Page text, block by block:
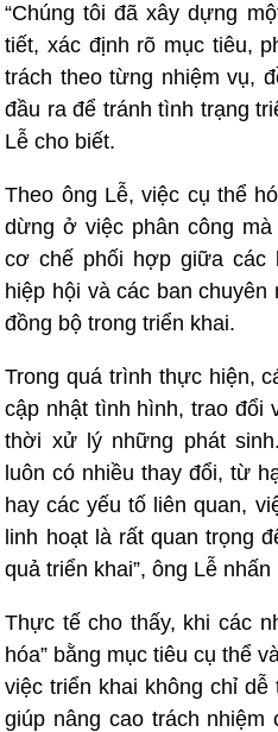
“Chúng tôi đã xây dựng
tiết, xác định rõ mục tiêu,
trách theo từng nhiệm vụ,
đầu ra để tránh tình trạng
Lễ cho biết.
Theo ông Lễ, việc cụ thể
dừng ở việc phân công
cơ chế phối hợp giữa các
hiệp hội và các ban
đồng bộ trong triển khai.
Trong quá trình thực hiện,
cập nhật tình hình, trao đổi
thời xử lý những phát
luôn có nhiều thay đổi, từ
hay các yếu tố liên quan,
linh hoạt là rất quan trọng
quả triển khai”, ông Lễ nhấn
Thực tế cho thấy, khi các
hóa” bằng mục tiêu cụ thể
việc triển khai không chỉ
giúp nâng cao trách